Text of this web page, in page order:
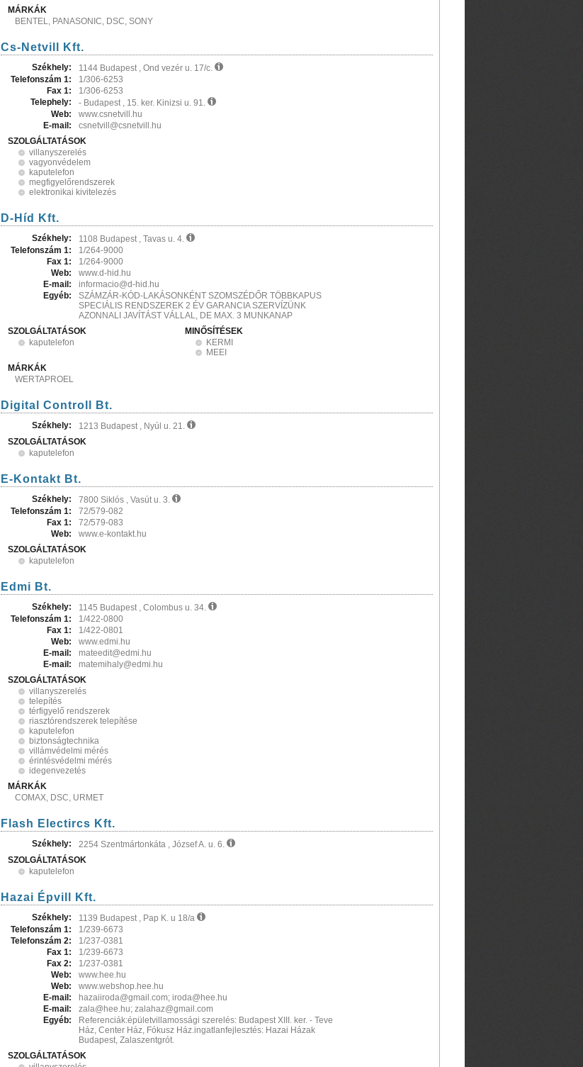
MÁRKÁK
BENTEL, PANASONIC, DSC, SONY
Cs-Netvill Kft.
Székhely:
1144 Budapest , Ond vezér u. 17/c.
Telefonszám 1:
1/306-6253
Fax 1:
1/306-6253
Telephely:
- Budapest , 15. ker. Kinizsi u. 91.
Web:
www.csnetvill.hu
E-mail:
csnetvill@csnetvill.hu
SZOLGÁLTATÁSOK
villanyszerelés
vagyonvédelem
kaputelefon
megfigyelőrendszerek
elektronikai kivitelezés
D-Híd Kft.
Székhely:
1108 Budapest , Tavas u. 4.
Telefonszám 1:
1/264-9000
Fax 1:
1/264-9000
Web:
www.d-hid.hu
E-mail:
informacio@d-hid.hu
Egyéb:
SZÁMZÁR-KÓD-LAKÁSONKÉNT SZOMSZÉDŐR TÖBBKAPUS
SPECIÁLIS RENDSZEREK 2 ÉV GARANCIA SZERVÍZÜNK
AZONNALI JAVÍTÁST VÁLLAL, DE MAX. 3 MUNKANAP
SZOLGÁLTATÁSOK
kaputelefon
MINŐSÍTÉSEK
KERMI
MEEI
MÁRKÁK
WERTAPROEL
Digital Controll Bt.
Székhely:
1213 Budapest , Nyúl u. 21.
SZOLGÁLTATÁSOK
kaputelefon
E-Kontakt Bt.
Székhely:
7800 Siklós , Vasút u. 3.
Telefonszám 1:
72/579-082
Fax 1:
72/579-083
Web:
www.e-kontakt.hu
SZOLGÁLTATÁSOK
kaputelefon
Edmi Bt.
Székhely:
1145 Budapest , Colombus u. 34.
Telefonszám 1:
1/422-0800
Fax 1:
1/422-0801
Web:
www.edmi.hu
E-mail:
mateedit@edmi.hu
E-mail:
matemihaly@edmi.hu
SZOLGÁLTATÁSOK
villanyszerelés
telepítés
térfigyelő rendszerek
riasztórendszerek telepítése
kaputelefon
biztonságtechnika
villámvédelmi mérés
érintésvédelmi mérés
idegenvezetés
MÁRKÁK
COMAX, DSC, URMET
Flash Electircs Kft.
Székhely:
2254 Szentmártonkáta , József A. u. 6.
SZOLGÁLTATÁSOK
kaputelefon
Hazai Épvill Kft.
Székhely:
1139 Budapest , Pap K. u 18/a
Telefonszám 1:
1/239-6673
Telefonszám 2:
1/237-0381
Fax 1:
1/239-6673
Fax 2:
1/237-0381
Web:
www.hee.hu
Web:
www.webshop.hee.hu
E-mail:
hazaiiroda@gmail.com; iroda@hee.hu
E-mail:
zala@hee.hu; zalahaz@gmail.com
Egyéb:
Referenciák:épületvillamossági szerelés: Budapest XIII. ker. - Teve
Ház, Center Ház, Fókusz Ház.ingatlanfejlesztés: Hazai Házak
Budapest, Zalaszentgrót.
SZOLGÁLTATÁSOK